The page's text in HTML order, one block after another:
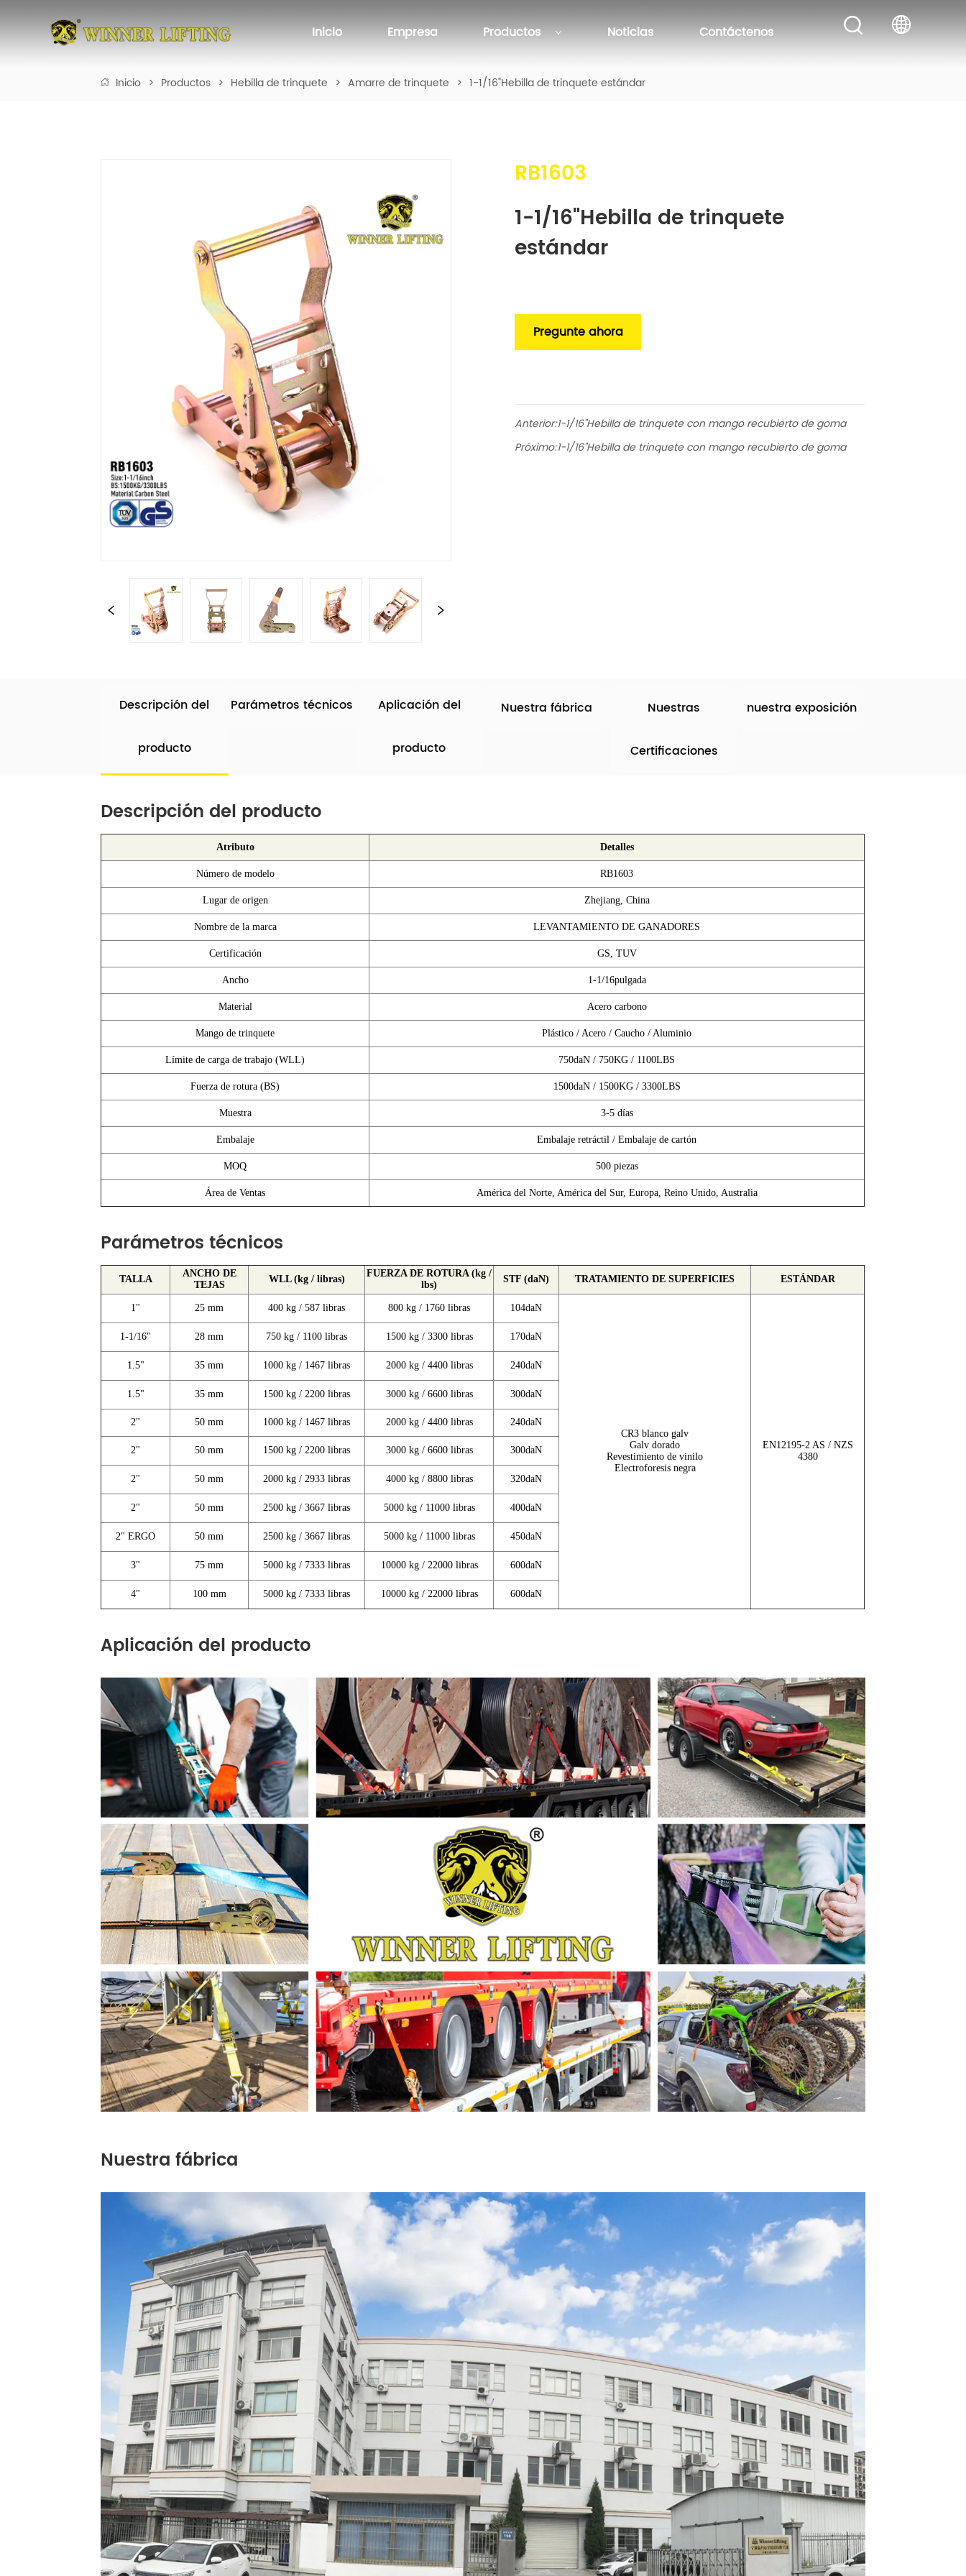
Inicio Empresa Productos Noticias Contáctenos
Inicio > Productos > Hebilla de trinquete > Amarre de trinquete > 1-1/16"Hebilla de trinquete estándar
RB1603
1-1/16"Hebilla de trinquete
estándar
Pregunte ahora
Anterior:1-1/16"Hebilla de trinquete con mango recubierto de goma
Próximo:1-1/16"Hebilla de trinquete con mango recubierto de goma
Descripción del
producto
Parámetros técnicos Aplicación del
producto
Nuestra fábrica Nuestras
Certificaciones
nuestra exposición
Descripción del producto
Atributo Detalles
Número de modelo RB1603
Lugar de origen Zhejiang, China
Nombre de la marca LEVANTAMIENTO DE GANADORES
Certificación GS, TUV
Ancho 1-1/16pulgada
Material Acero carbono
Mango de trinquete Plástico / Acero / Caucho / Aluminio
Límite de carga de trabajo (WLL) 750daN / 750KG / 1100LBS
Fuerza de rotura (BS) 1500daN / 1500KG / 3300LBS
Muestra 3-5 días
Embalaje Embalaje retráctil / Embalaje de cartón
MOQ 500 piezas
Área de Ventas América del Norte, América del Sur, Europa, Reino Unido, Australia
Parámetros técnicos
TALLA
ANCHO DE
TEJAS
WLL (kg / libras)
FUERZA DE ROTURA (kg /
lbs)
STF (daN) TRATAMIENTO DE SUPERFICIES ESTÁNDAR
1" 25 mm 400 kg / 587 libras 800 kg / 1760 libras 104daN
CR3 blanco galv
Galv dorado
Revestimiento de vinilo
Electroforesis negra
EN12195-2 AS / NZS
4380
1-1/16" 28 mm 750 kg / 1100 libras 1500 kg / 3300 libras 170daN
1.5" 35 mm 1000 kg / 1467 libras 2000 kg / 4400 libras 240daN
1.5" 35 mm 1500 kg / 2200 libras 3000 kg / 6600 libras 300daN
2" 50 mm 1000 kg / 1467 libras 2000 kg / 4400 libras 240daN
2" 50 mm 1500 kg / 2200 libras 3000 kg / 6600 libras 300daN
2" 50 mm 2000 kg / 2933 libras 4000 kg / 8800 libras 320daN
2" 50 mm 2500 kg / 3667 libras 5000 kg / 11000 libras 400daN
2" ERGO 50 mm 2500 kg / 3667 libras 5000 kg / 11000 libras 450daN
3" 75 mm 5000 kg / 7333 libras 10000 kg / 22000 libras 600daN
4" 100 mm 5000 kg / 7333 libras 10000 kg / 22000 libras 600daN
Aplicación del producto
Nuestra fábrica